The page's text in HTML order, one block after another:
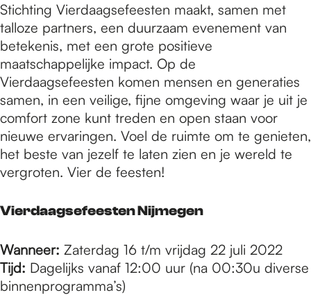
Stichting Vierdaagsefeesten maakt, samen met
talloze partners, een duurzaam evenement van
betekenis, met een grote positieve
maatschappelijke impact. Op de
Vierdaagsefeesten komen mensen en generaties
samen, in een veilige, fijne omgeving waar je uit je
comfort zone kunt treden en open staan voor
nieuwe ervaringen. Voel de ruimte om te genieten,
het beste van jezelf te laten zien en je wereld te
vergroten. Vier de feesten!
Vierdaagsefeesten Nijmegen
Wanneer: Zaterdag 16 t/m vrijdag 22 juli 2022
Tijd: Dagelijks vanaf 12:00 uur (na 00:30u diverse
binnenprogramma’s)